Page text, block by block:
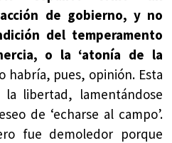
de gobierno, y no
del temperamento
o la ‘atonía de la
habría, pues, opinión. Esta
la libertad, lamentándose
de ‘echarse al campo’.
fue demoledor porque